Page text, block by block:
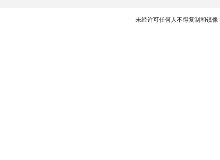
未经许可任何人不得复制和镜